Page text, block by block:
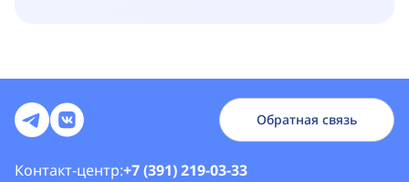
Контакт-центр:+7 (391) 219-03-33
Обратная связь